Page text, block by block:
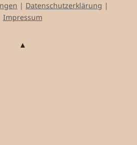
| Datenschutzerklärung |
Impressum